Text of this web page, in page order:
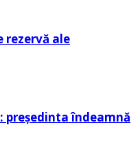
rezervă ale
președinta îndeamnă